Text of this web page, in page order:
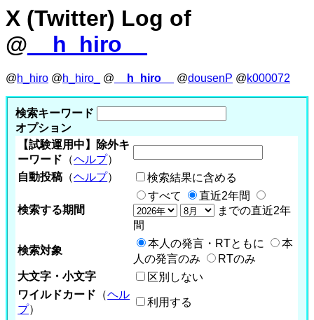
X (Twitter) Log of
@ __h_hiro__
@h_hiro @h_hiro_ @ __h_hiro__ @dousenP @k000072
検索キーワード
オプション
【試験運用中】除外キ
ーワード （ヘルプ）
自動投稿 （ヘルプ） 検索結果に含める
検索する期間
すべて
直近2年間
までの直近2年
間
検索対象
本人の発言・RTともに
本
人の発言のみ
RTのみ
大文字・小文字
区別しない
ワイルドカード （ヘル
プ）
利用する